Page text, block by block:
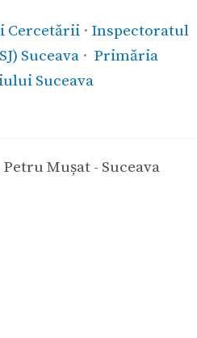
Cercetării· Inspectoratul
Suceava · Primăria
Suceava
Mușat - Suceava